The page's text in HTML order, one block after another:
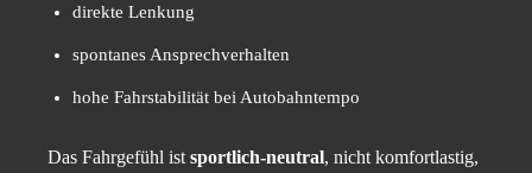
direkte Lenkung
spontanes Ansprechverhalten
hohe Fahrstabilität bei Autobahntempo
Das Fahrgefühl ist sportlich-neutral, nicht komfortlastig,